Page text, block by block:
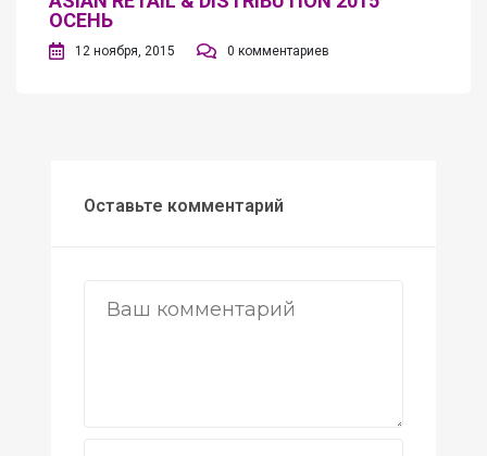
ОСЕНЬ
12 ноября, 2015 0 комментариев
Оставьте комментарий